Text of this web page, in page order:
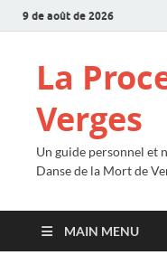
9 de août de 2026
La
Verges
Un guide personnel et
Danse de la Mort de
MAIN MENU